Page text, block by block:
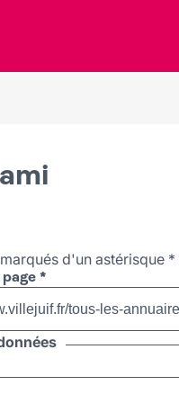
d'un astérisque *
*